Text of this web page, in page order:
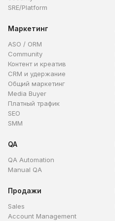
SRE/Platform
Маркетинг
ASO / ORM
Community
Контент и креатив
CRM и удержание
Общий маркетинг
Media Buyer
Платный трафик
SEO
SMM
QA
QA Automation
Manual QA
Продажи
Sales
Account Management